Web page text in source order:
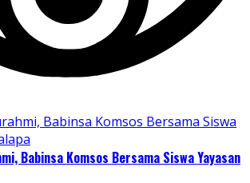
Babinsa Komsos Bersama Siswa Yayasan